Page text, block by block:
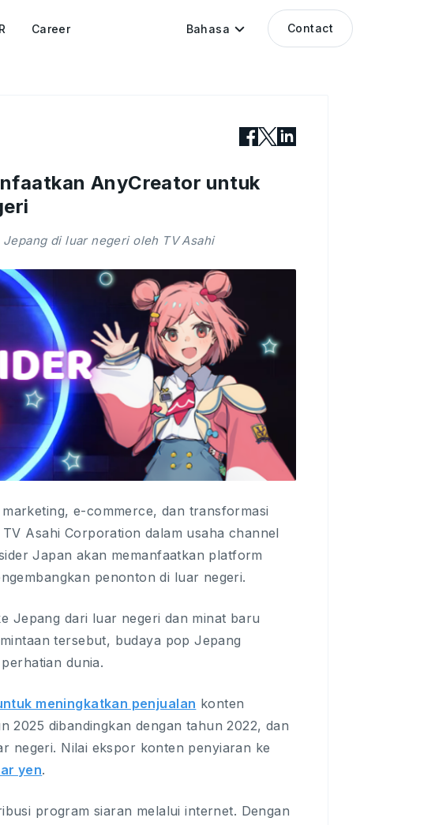
Career Bahasa Contact
AnyCreator untuk
di luar negeri oleh TV Asahi
e-commerce, dan transformasi
Asahi Corporation dalam usaha channel
Japan akan memanfaatkan platform
penonton di luar negeri.
Jepang dari luar negeri dan minat baru
tersebut, budaya pop Jepang
dunia.
meningkatkan penjualan konten
2025 dibandingkan dengan tahun 2022, dan
negeri. Nilai ekspor konten penyiaran ke
yen.
program siaran melalui internet. Dengan